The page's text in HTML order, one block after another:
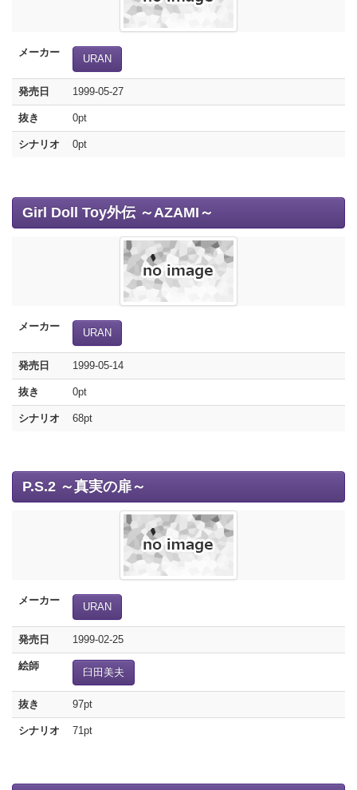
メーカー
URAN
発売日 1999-05-27
抜き 0pt
シナリオ 0pt
Girl Doll Toy外伝 ～AZAMI～
メーカー
URAN
発売日 1999-05-14
抜き 0pt
シナリオ 68pt
P.S.2 ～真実の扉～
メーカー
URAN
発売日 1999-02-25
絵師
臼田美夫
抜き 97pt
シナリオ 71pt